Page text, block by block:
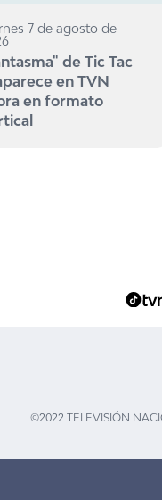
7 de agosto de
de Tic Tac
en TVN
en formato
©2022 TELEVISIÓN